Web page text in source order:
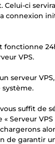
ci
connexion
fonctionne
VPS.
serveur
suffit de
Serveur VPS
de garantir